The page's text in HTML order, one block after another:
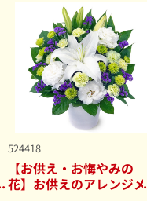
524418
【お供え・お悔やみの
花】お供えのアレンジメ